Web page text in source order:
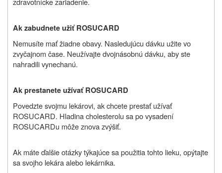
Ak zabudnete užiť ROSUCARD
Nemusíte mať žiadne obavy. Nasledujúcu dávku užite vo
zvyčajnom čase. Neužívajte dvojnásobnú dávku, aby ste
nahradili vynechanú.
Ak prestanete užívať ROSUCARD
Povedzte svojmu lekárovi, ak chcete prestať užívať
ROSUCARD. Hladina cholesterolu sa po vysadení
ROSUCARDu môže znova zvýšiť.
Ak máte ďalšie otázky týkajúce sa použitia tohto lieku, opýtajte
sa svojho lekára alebo lekárnika.